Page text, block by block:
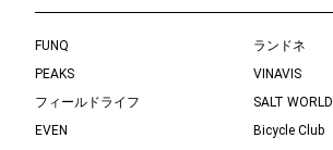
FUNQ
ランドネ
PEAKS
VINAVIS
フィールドライフ
SALT WORLD
EVEN
Bicycle Club